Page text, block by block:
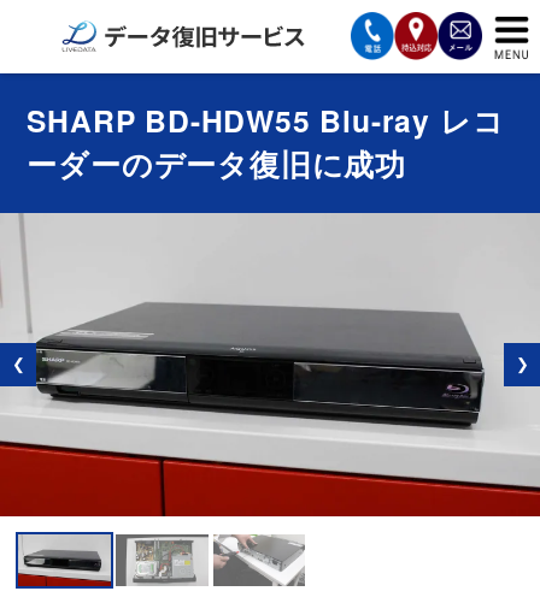
復旧費用と納期
サービスの流れ
対応メディア
データ復旧事例
お客様の声
会社案内
SHARP BD-HDW55 Blu-ray レコ
ーダーのデータ復旧に成功
❮ ❯